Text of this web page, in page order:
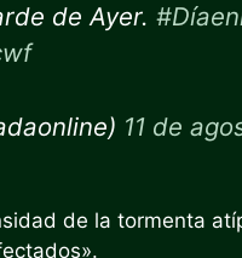
de Ayer.
11 de
de la tormenta